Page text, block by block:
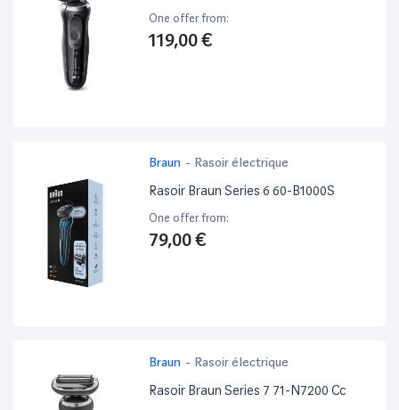
One offer from:
119,00 €
Braun - Rasoir électrique
Rasoir Braun Series 6 60-B1000S
One offer from:
79,00 €
Braun - Rasoir électrique
Rasoir Braun Series 7 71-N7200 Cc